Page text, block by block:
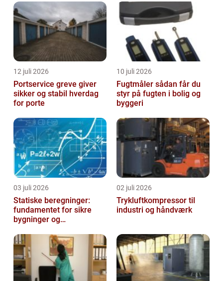
omfattende introduktio...
12 juli 2026
Portservice greve giver
sikker og stabil hverdag
for porte
10 juli 2026
Fugtmåler sådan får du
styr på fugten i bolig og
byggeri
03 juli 2026
Statiske beregninger:
fundamentet for sikre
bygninger og
02 juli 2026
Trykluftkompressor til
industri og håndværk